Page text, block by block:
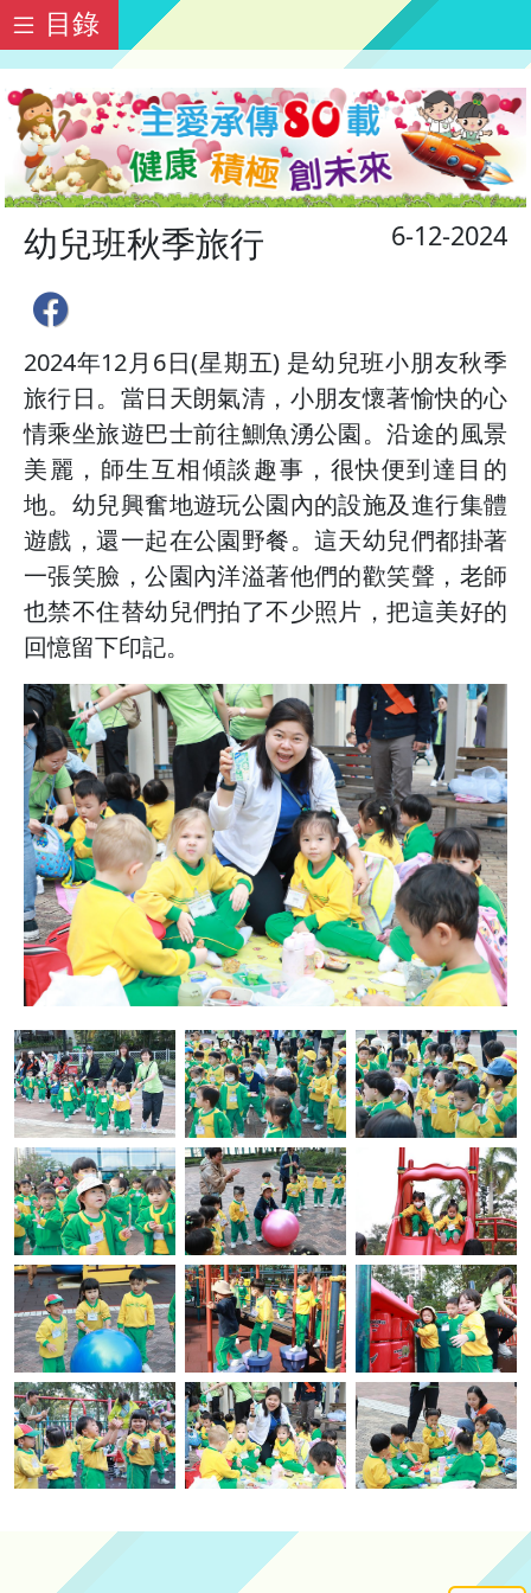
目錄
6-12-2024
幼兒班秋季旅行
2024年12月6日(星期五) 是幼兒班小朋友秋季
旅行日。當日天朗氣清，小朋友懷著愉快的心
情乘坐旅遊巴士前往鰂魚湧公園。沿途的風景
美麗，師生互相傾談趣事，很快便到達目的
地。幼兒興奮地遊玩公園內的設施及進行集體
遊戲，還一起在公園野餐。這天幼兒們都掛著
一張笑臉，公園內洋溢著他們的歡笑聲，老師
也禁不住替幼兒們拍了不少照片，把這美好的
回憶留下印記。